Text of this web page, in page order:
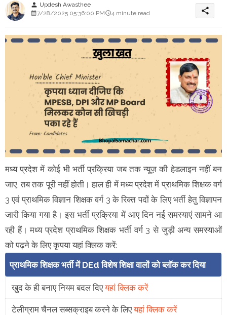
person Updesh Awasthee
7/28/2025 05:36:00 PM
4 minute read share
मध्य प्रदेश में कोई भी भर्ती प्रक्रिया जब तक न्यूज़ की हेडलाइन नहीं बन
जाए, तब तक पूरी नहीं होती। हाल ही में मध्य प्रदेश में प्राथमिक शिक्षक वर्ग
3 एवं प्राथमिक विज्ञान शिक्षक वर्ग 3 के रिक्त पदों के लिए भर्ती हेतु विज्ञापन
जारी किया गया है। इस भर्ती प्रक्रिया में आए दिन नई समस्याएं सामने आ
रही हैं। मध्य प्रदेश प्राथमिक शिक्षक भर्ती वर्ग 3 से जुड़ी अन्य समस्याओं
को पढ़ने के लिए कृपया यहां क्लिक करें:
प्राथमिक शिक्षक भर्ती में DEd विशेष शिक्षा वालों को ब्लॉक कर दिया
खुद के ही बनाए नियम बदल दिएयहां क्लिक करें
टेलीग्राम चैनल सब्सक्राइब करने के लिएयहां क्लिक करें